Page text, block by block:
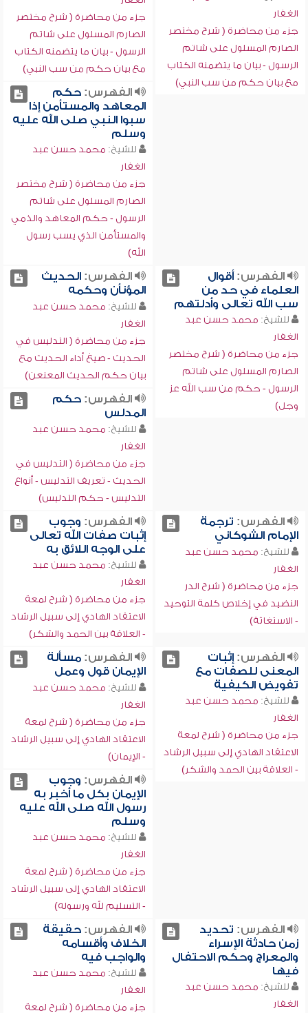
الغفار
جزء من محاضرة ( شرح مختصر
الصارم المسلول على شاتم
الرسول - بيان ما يتضمنه الكتاب
مع بيان حكم من سب النبي)
جزء من محاضرة ( شرح مختصر
الصارم المسلول على شاتم
الرسول - بيان ما يتضمنه الكتاب
مع بيان حكم من سب النبي)
الفهرس:حكم
المعاهد والمستأمن إذا
سبوا النبي صلى الله عليه
وسلم
للشيخ: محمد حسن عبد
الغفار
جزء من محاضرة ( شرح مختصر
الصارم المسلول على شاتم
الرسول - حكم المعاهد والذمي
والمستأمن الذي يسب رسول
الله)
الفهرس:أقوال
العلماء في حد من
سب الله تعالى وأدلتهم
للشيخ: محمد حسن عبد
الغفار
جزء من محاضرة ( شرح مختصر
الصارم المسلول على شاتم
الرسول - حكم من سب الله عز
وجل)
الفهرس:الحديث
المؤنأن وحكمه
للشيخ: محمد حسن عبد
الغفار
جزء من محاضرة ( التدليس في
الحديث - صيغ أداء الحديث مع
بيان حكم الحديث المعنعن)
الفهرس:حكم
المدلس
للشيخ: محمد حسن عبد
الغفار
جزء من محاضرة ( التدليس في
الحديث - تعريف التدليس - أنواع
التدليس - حكم التدليس)
الفهرس: ترجمة
الإمام الشوكاني
للشيخ: محمد حسن عبد
الغفار
جزء من محاضرة ( شرح الدر
النضيد في إخلاص كلمة التوحيد
- الاستغاثة)
الفهرس: وجوب
إثبات صفات الله تعالى
على الوجه اللائق به
للشيخ: محمد حسن عبد
الغفار
جزء من محاضرة ( شرح لمعة
الاعتقاد الهادي إلى سبيل الرشاد
- العلاقة بين الحمد والشكر)
الفهرس:إثبات
المعنى للصفات مع
تفويض الكيفية
للشيخ: محمد حسن عبد
الغفار
جزء من محاضرة ( شرح لمعة
الاعتقاد الهادي إلى سبيل الرشاد
- العلاقة بين الحمد والشكر)
الفهرس:مسألة
الإيمان قول وعمل
للشيخ: محمد حسن عبد
الغفار
جزء من محاضرة ( شرح لمعة
الاعتقاد الهادي إلى سبيل الرشاد
- الإيمان)
الفهرس: وجوب
الإيمان بكل ما أخبر به
رسول الله صلى الله عليه
وسلم
للشيخ: محمد حسن عبد
الغفار
جزء من محاضرة ( شرح لمعة
الاعتقاد الهادي إلى سبيل الرشاد
- التسليم لله ورسوله)
الفهرس: تحديد
زمن حادثة الإسراء
والمعراج وحكم الاحتفال
فيها
للشيخ: محمد حسن عبد
الغفار
الفهرس:حقيقة
الخلاف وأقسامه
والواجب فيه
للشيخ: محمد حسن عبد
الغفار
جزء من محاضرة ( شرح لمعة